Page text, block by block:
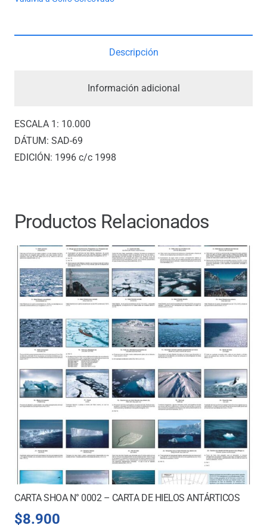
Descripción
Información adicional
ESCALA 1: 10.000
DÁTUM: SAD-69
EDICIÓN: 1996 c/c 1998
Productos Relacionados
CARTA SHOA N° 0002 – CARTA DE HIELOS ANTÁRTICOS
$8.900